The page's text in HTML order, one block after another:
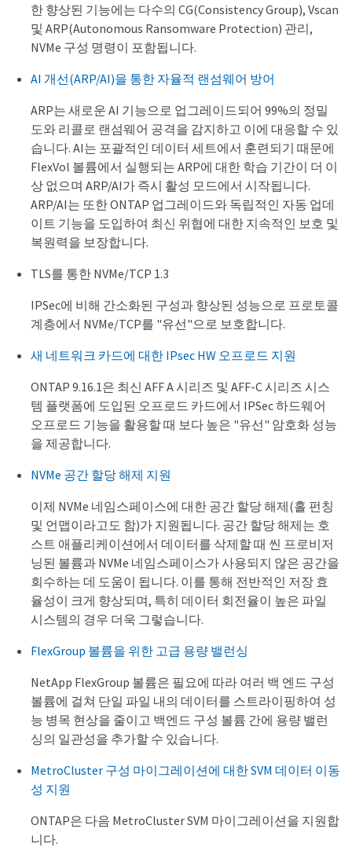
한 향상된 기능에는 다수의 CG(Consistency Group), Vscan
및 ARP(Autonomous Ransomware Protection) 관리,
NVMe 구성 명령이 포함됩니다.
AI 개선(ARP/AI)을 통한 자율적 랜섬웨어 방어
ARP는 새로운 AI 기능으로 업그레이드되어 99%의 정밀
도와 리콜로 랜섬웨어 공격을 감지하고 이에 대응할 수 있
습니다. AI는 포괄적인 데이터 세트에서 훈련되기 때문에
FlexVol 볼륨에서 실행되는 ARP에 대한 학습 기간이 더 이
상 없으며 ARP/AI가 즉시 활성 모드에서 시작됩니다.
ARP/AI는 또한 ONTAP 업그레이드와 독립적인 자동 업데
이트 기능을 도입하여 최신 위협에 대한 지속적인 보호 및
복원력을 보장합니다.
TLS를 통한 NVMe/TCP 1.3
IPSec에 비해 간소화된 구성과 향상된 성능으로 프로토콜
계층에서 NVMe/TCP를 "유선"으로 보호합니다.
새 네트워크 카드에 대한 IPsec HW 오프로드 지원
ONTAP 9.16.1은 최신 AFF A 시리즈 및 AFF-C 시리즈 시스
템 플랫폼에 도입된 오프로드 카드에서 IPSec 하드웨어
오프로드 기능을 활용할 때 보다 높은 "유선" 암호화 성능
을 제공합니다.
NVMe 공간 할당 해제 지원
이제 NVMe 네임스페이스에 대한 공간 할당 해제(홀 펀칭
및 언맵이라고도 함)가 지원됩니다. 공간 할당 해제는 호
스트 애플리케이션에서 데이터를 삭제할 때 씬 프로비저
닝된 볼륨과 NVMe 네임스페이스가 사용되지 않은 공간을
회수하는 데 도움이 됩니다. 이를 통해 전반적인 저장 효
율성이 크게 향상되며, 특히 데이터 회전율이 높은 파일
시스템의 경우 더욱 그렇습니다.
FlexGroup 볼륨을 위한 고급 용량 밸런싱
NetApp FlexGroup 볼륨은 필요에 따라 여러 백 엔드 구성
볼륨에 걸쳐 단일 파일 내의 데이터를 스트라이핑하여 성
능 병목 현상을 줄이고 백엔드 구성 볼륨 간에 용량 밸런
싱의 일관성을 추가할 수 있습니다.
MetroCluster 구성 마이그레이션에 대한 SVM 데이터 이동
성 지원
ONTAP은 다음 MetroCluster SVM 마이그레이션을 지원합
니다.